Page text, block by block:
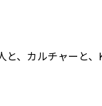
と、カルチャーと、